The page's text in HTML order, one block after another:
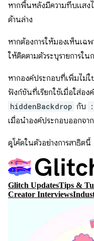
หากพื้นหลังมีความทึบแส
ด้านล่าง
หากต้องการให้มองเห็นเฉ
ให้ติดตามตัวระบุรายการใน
หากองค์ประกอบที่เพิ่มไม่ใ
ฟังก์ชันที่เรียกใช้เมื่อใส่อง
hiddenBackdrop กับ
เมื่อนำองค์ประกอบออกจา
ดูโค้ดในตัวอย่างการสาธิตนี้